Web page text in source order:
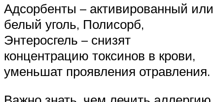
Адсорбенты – активированный или
белый уголь, Полисорб,
Энтеросгель – снизят
концентрацию токсинов в крови,
уменьшат проявления отравления.